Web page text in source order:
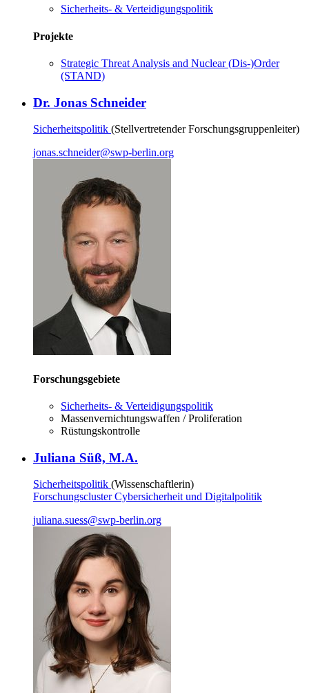
Sicherheits- & Verteidigungspolitik
Projekte
Strategic Threat Analysis and Nuclear (Dis-)Order
(STAND)
Dr. Jonas Schneider
Sicherheitspolitik (Stellvertretender Forschungsgruppenleiter)
jonas.schneider@swp-berlin.org
Forschungsgebiete
Sicherheits- & Verteidigungspolitik
Massenvernichtungswaffen / Proliferation
Rüstungskontrolle
Juliana Süß, M.A.
Sicherheitspolitik (Wissenschaftlerin)
Forschungscluster Cybersicherheit und Digitalpolitik
juliana.suess@swp-berlin.org